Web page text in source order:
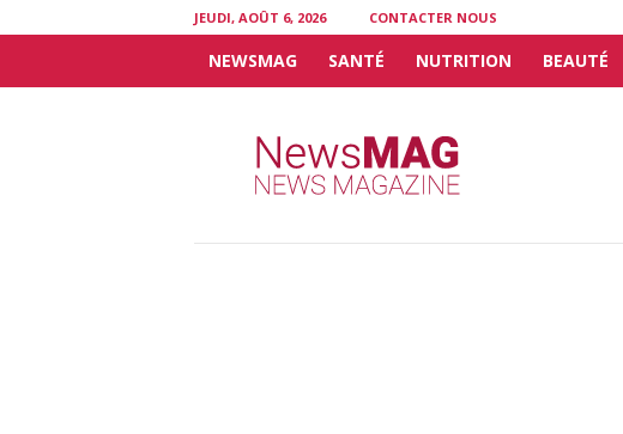
JEUDI, AOÛT 6, 2026 CONTACTER NOUS
NEWSMAG SANTÉ NUTRITION BEAUTÉ